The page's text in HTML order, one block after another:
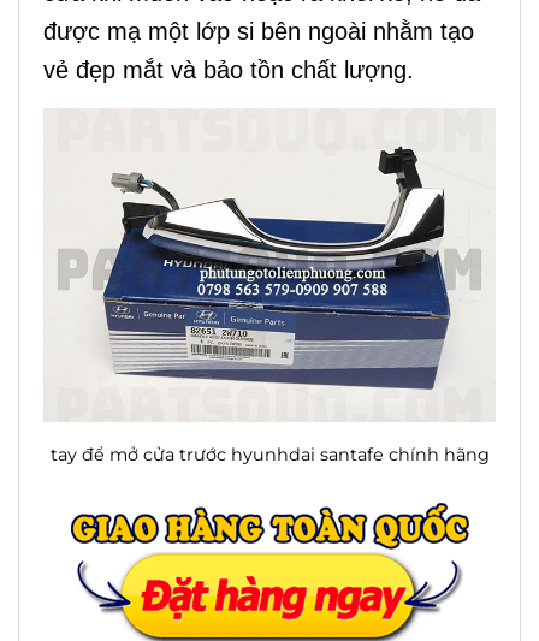
được mạ một lớp si bên ngoài nhằm tạo
vẻ đẹp mắt và bảo tồn chất lượng.
tay để mở cửa trước hyunhdai santafe chính hãng